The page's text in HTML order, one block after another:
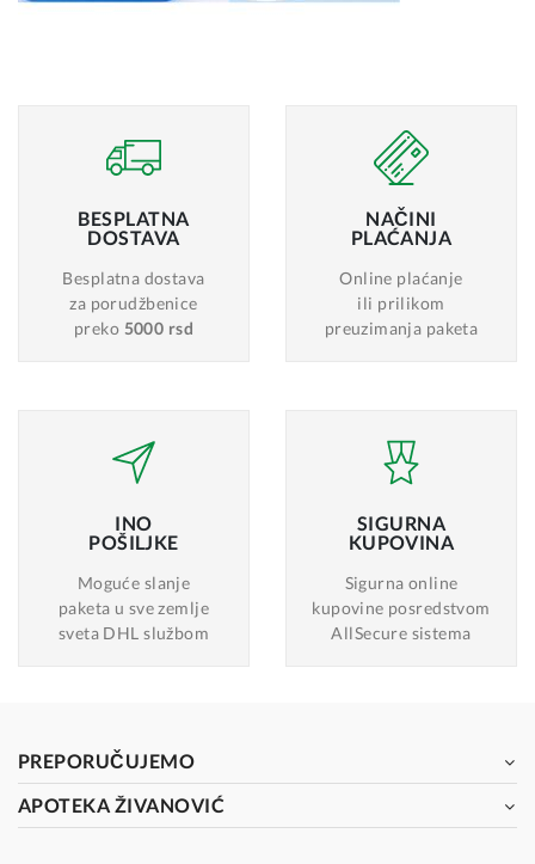
BESPLATNA
DOSTAVA
Besplatna dostava
za porudžbenice
preko 5000 rsd
NAČINI
PLAĆANJA
Online plaćanje
ili prilikom
preuzimanja paketa
INO
POŠILJKE
Moguće slanje
paketa u sve zemlje
sveta DHL službom
SIGURNA
KUPOVINA
Sigurna online
kupovine posredstvom
AllSecure sistema
PREPORUČUJEMO
APOTEKA ŽIVANOVIĆ